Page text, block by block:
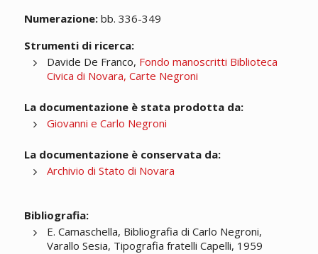
Numerazione:bb. 336-349
Strumenti di ricerca:
Davide De Franco, Fondo manoscritti Biblioteca
Civica di Novara, Carte Negroni
La documentazione è stata prodotta da:
Giovanni e Carlo Negroni
La documentazione è conservata da:
Archivio di Stato di Novara
Bibliografia:
E. Camaschella, Bibliografia di Carlo Negroni,
Varallo Sesia, Tipografia fratelli Capelli, 1959